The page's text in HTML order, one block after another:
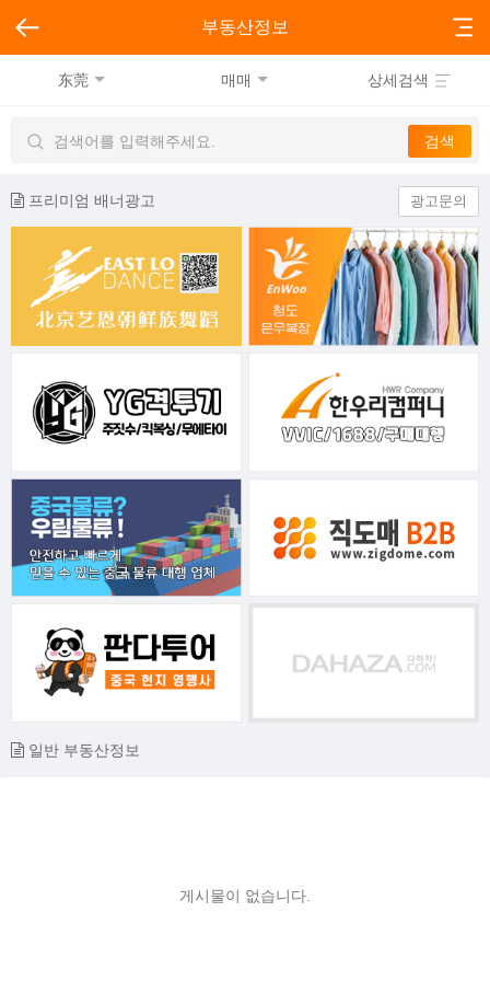
부동산정보
东莞 매매 상세검색
프리미엄 배너광고 광고문의
일반 부동산정보
게시물이 없습니다.